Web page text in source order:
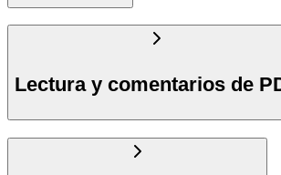
Lectura y comentarios de